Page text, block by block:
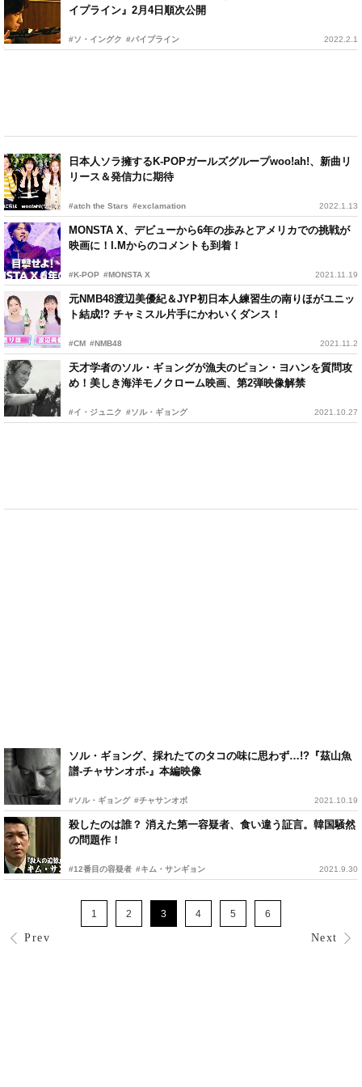
イプライン』2月4日順次公開
#ソ・イングク #パイプライン 2022.2.1
日本人ソラ擁するK-POPガールズグループwoo!ah!、新曲リ
リース＆発信力に期待
#atch the Stars #exclamation 2022.1.13
MONSTA X、デビューから6年の歩みとアメリカでの挑戦が
映画に！I.Mからのコメントも到着！
#K-POP #MONSTA X 2021.11.19
元NMB48渡辺美優紀＆JYP初日本人練習生の南りほがユニッ
ト結成!? チャミスル片手にかわいくダンス！
#CM #NMB48 2021.11.2
天才学者のソル・ギョングが漁夫のピョン・ヨハンを質問攻
め！美しき海洋モノクローム映画、第2弾映像解禁
#イ・ジュニク #ソル・ギョング 2021.10.27
ソル・ギョング、採れたてのタコの味に思わず…!?『茲山魚
譜-チャサンオボ-』本編映像
#ソル・ギョング #チャサンオボ 2021.10.19
殺したのは誰？ 消えた第一容疑者、食い違う証言。韓国騒然
の問題作！
#12番目の容疑者 #キム・サンギョン 2021.9.30
Prev
1 2 3 4 5 6
Next